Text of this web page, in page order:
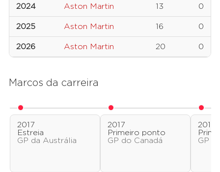
2024 Aston Martin 13 0
2025 Aston Martin 16 0
2026 Aston Martin 20 0
Marcos da carreira
2017
Estreia
GP da Austrália
2017
Primeiro ponto
GP do Canadá
2017
GP